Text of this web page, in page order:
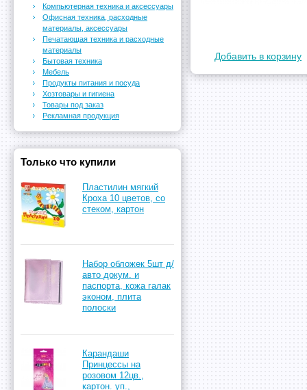
Добавить в корзину
Компьютерная техника и аксессуары
Офисная техника, расходные
материалы, аксессуары
Печатающая техника и расходные
материалы
Бытовая техника
Мебель
Продукты питания и посуда
Хозтовары и гигиена
Товары под заказ
Рекламная продукция
Только что купили
Пластилин мягкий
Кроха 10 цветов, со
стеком, картон
Набор обложек 5шт д/
авто докум. и
паспорта, кожа галак
эконом, плита
полоски
Карандаши
Принцессы на
розовом 12цв.,
картон. уп.,